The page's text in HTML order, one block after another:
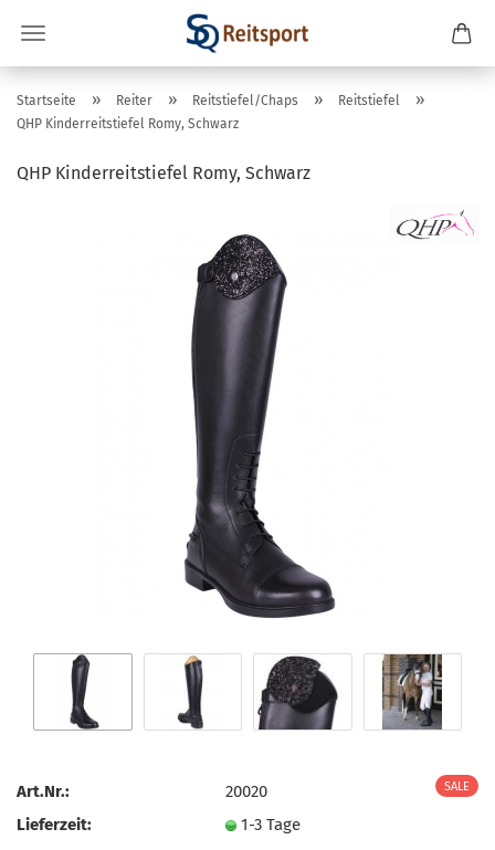
Startseite » Reiter » Reitstiefel/Chaps » Reitstiefel »
QHP Kinderreitstiefel Romy, Schwarz
QHP Kinderreitstiefel Romy, Schwarz
Art.Nr.:
20020
Lieferzeit:
1-3 Tage